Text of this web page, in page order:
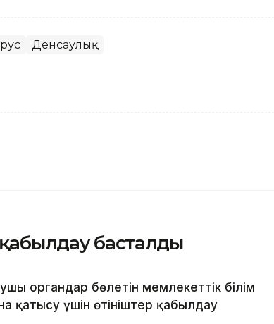
Денсаулық
қабылдау басталды
органдар бөлетін мемлекеттік білім
қатысу үшін өтініштер қабылдау